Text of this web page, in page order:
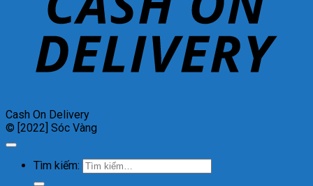
Cash On Delivery
© [2022] Sóc Vàng
Tìm kiếm: